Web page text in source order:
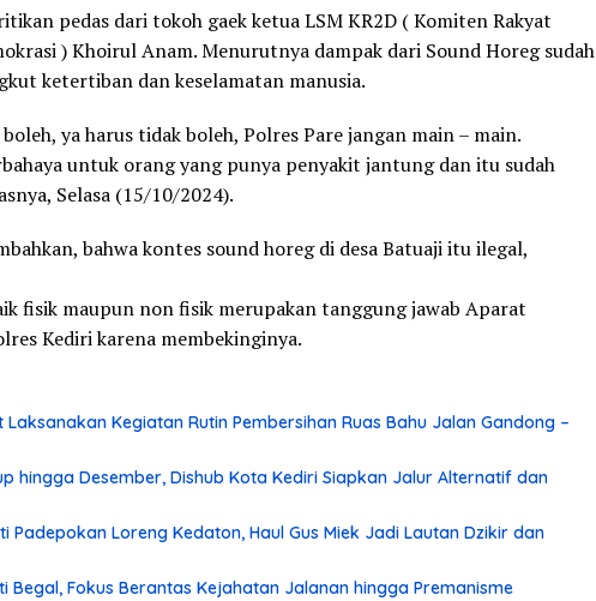
pedas dari tokoh gaek ketua LSM KR2D ( Komiten Rakyat
) Khoirul Anam. Menurutnya dampak dari Sound Horeg sudah
ketertiban dan keselamatan manusia.
ya harus tidak boleh, Polres Pare jangan main – main.
untuk orang yang punya penyakit jantung dan itu sudah
Selasa (15/10/2024).
bahwa kontes sound horeg di desa Batuaji itu ilegal,
fisik maupun non fisik merupakan tanggung jawab Aparat
Kediri karena membekinginya.
Laksanakan Kegiatan Rutin Pembersihan Ruas Bahu Jalan Gandong –
hingga Desember, Dishub Kota Kediri Siapkan Jalur Alternatif dan
Padepokan Loreng Kedaton, Haul Gus Miek Jadi Lautan Dzikir dan
Begal, Fokus Berantas Kejahatan Jalanan hingga Premanisme